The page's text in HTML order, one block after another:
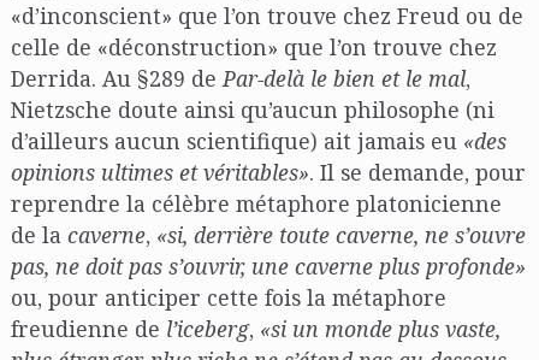
«d’inconscient» que l’on trouve chez Freud ou de
celle de «déconstruction» que l’on trouve chez
Derrida. Au §289 dePar-delà le bien et le mal,
Nietzsche doute ainsi qu’aucun philosophe (ni
d’ailleurs aucun scientifique) ait jamais eu «des
opinions ultimes et véritables». Il se demande, pour
reprendre la célèbre métaphore platonicienne
de la caverne, «si, derrière toute caverne, ne s’ouvre
pas, ne doit pas s’ouvrir, une caverne plus profonde»
ou, pour anticiper cette fois la métaphore
freudienne de l’iceberg, «si un monde plus vaste,